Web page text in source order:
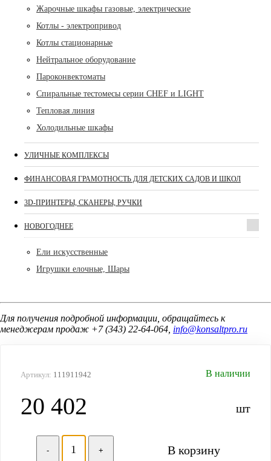
Жарочные шкафы газовые, электрические
Котлы - электропривод
Котлы стационарные
Нейтральное оборудование
Пароконвектоматы
Спиральные тестомесы серии CHEF и LIGHT
Тепловая линия
Холодильные шкафы
УЛИЧНЫЕ КОМПЛЕКСЫ
ФИНАНСОВАЯ ГРАМОТНОСТЬ ДЛЯ ДЕТСКИХ САДОВ И ШКОЛ
3D-ПРИНТЕРЫ, СКАНЕРЫ, РУЧКИ
НОВОГОДНЕЕ
Ели искусственные
Игрушки елочные, Шары
Для получения подробной информации, обращайтесь к
менеджерам продаж +7 (343) 22-64-064, info@konsaltpro.ru
Артикул: 111911942 В наличии
20 402 шт
- +
В корзину